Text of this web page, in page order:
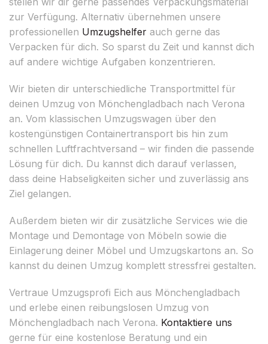
zur Verfügung. Alternativ übernehmen unsere
professionellen Umzugshelfer auch gerne das
Verpacken für dich. So sparst du Zeit und kannst dich
auf andere wichtige Aufgaben konzentrieren.
Wir bieten dir unterschiedliche Transportmittel für
deinen Umzug von Mönchengladbach nach Verona
an. Vom klassischen Umzugswagen über den
kostengünstigen Containertransport bis hin zum
schnellen Luftfrachtversand – wir finden die passende
Lösung für dich. Du kannst dich darauf verlassen,
dass deine Habseligkeiten sicher und zuverlässig ans
Ziel gelangen.
Außerdem bieten wir dir zusätzliche Services wie die
Montage und Demontage von Möbeln sowie die
Einlagerung deiner Möbel und Umzugskartons an. So
kannst du deinen Umzug komplett stressfrei gestalten.
Vertraue Umzugsprofi Eich aus Mönchengladbach
und erlebe einen reibungslosen Umzug von
Mönchengladbach nach Verona. Kontaktiere uns
gerne für eine kostenlose Beratung und ein